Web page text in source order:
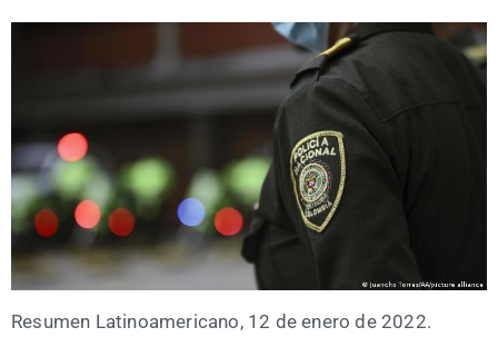
Resu­men Lati­no­ame­ri­cano, 12 de enero de 2022.